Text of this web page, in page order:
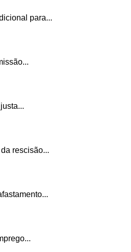
para...
rescisão...